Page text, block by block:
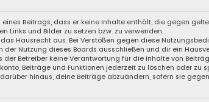
eines Beitrags, dass er keine Inhalte enthält, die gegen
Links und Bilder zu setzen bzw. zu verwenden.
das Hausrecht aus. Bei Verstößen gegen diese
der Nutzung dieses Boards ausschließen und dir ein
der Betreiber keine Verantwortung für die Inhalte von
Beiträge und Funktionen jederzeit zu löschen oder zu
hinaus, deine Beiträge abzuändern, sofern sie